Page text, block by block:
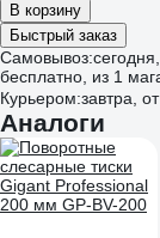
В корзину
Быстрый заказ
Самовывоз:сегодня,
бесплатно , из 1
Курьером:завтра,
Аналоги